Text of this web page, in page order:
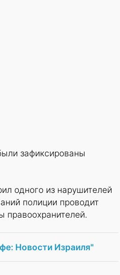
зафиксированы
одного из нарушителей
полиции проводит
правоохранителей.
Новости Израиля"